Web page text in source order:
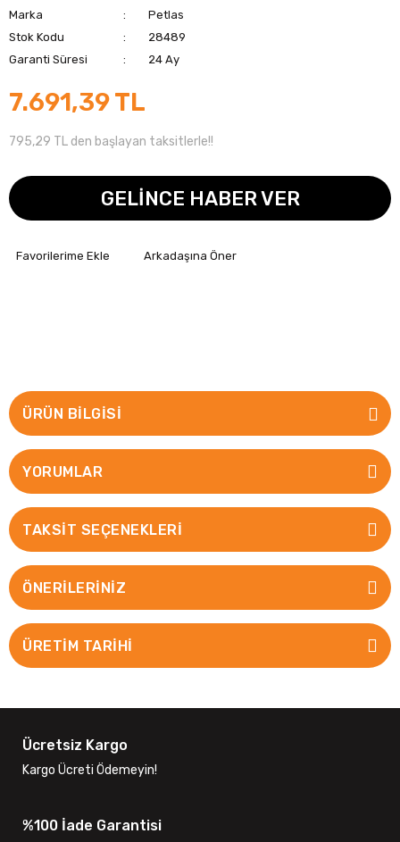
Marka
Petlas
Stok Kodu
28489
Garanti Süresi
24 Ay
7.691,39 TL
795,29 TL den başlayan taksitlerle!!
GELİNCE HABER VER
Arkadaşına Öner
ÜRÜN BILGISI
YORUMLAR
TAKSIT SEÇENEKLERI
ÖNERILERINIZ
ÜRETİM TARİHİ
Ücretsiz Kargo
Kargo Ücreti Ödemeyin!
%100 İade Garantisi